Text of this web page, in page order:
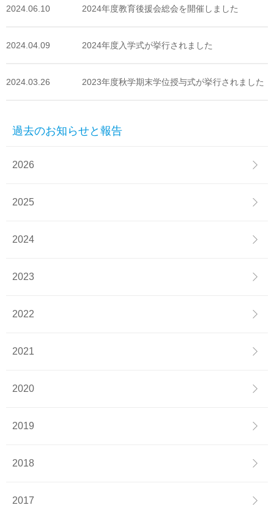
2024.06.10 2024年度教育後援会総会を開催しました
2024.04.09 2024年度入学式が挙行されました
2024.03.26 2023年度秋学期末学位授与式が挙行されました
過去のお知らせと報告
2026
2025
2024
2023
2022
2021
2020
2019
2018
2017